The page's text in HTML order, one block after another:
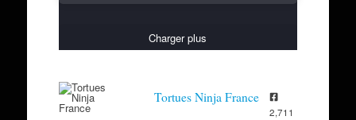
Charger plus
Tortues Ninja France
2,711